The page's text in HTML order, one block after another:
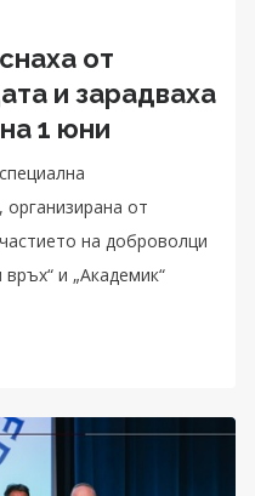
от
и зарадваха
1 юни
от
на доброволци
и „Академик“